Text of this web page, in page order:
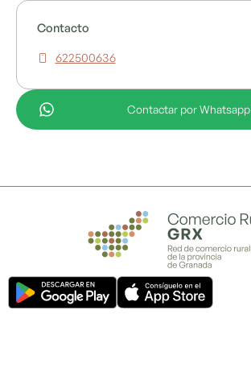
Contacto
622500636
Contactar por Whatsapp